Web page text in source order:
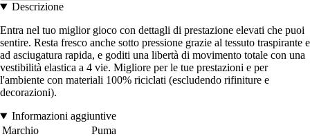
Descrizione
Entra nel tuo miglior gioco con dettagli di prestazione elevati che puoi
sentire. Resta fresco anche sotto pressione grazie al tessuto traspirante e
ad asciugatura rapida, e goditi una libertà di movimento totale con una
vestibilità elastica a 4 vie. Migliore per le tue prestazioni e per
l'ambiente con materiali 100% riciclati (escludendo rifiniture e
decorazioni).
Informazioni aggiuntive
Marchio
Puma